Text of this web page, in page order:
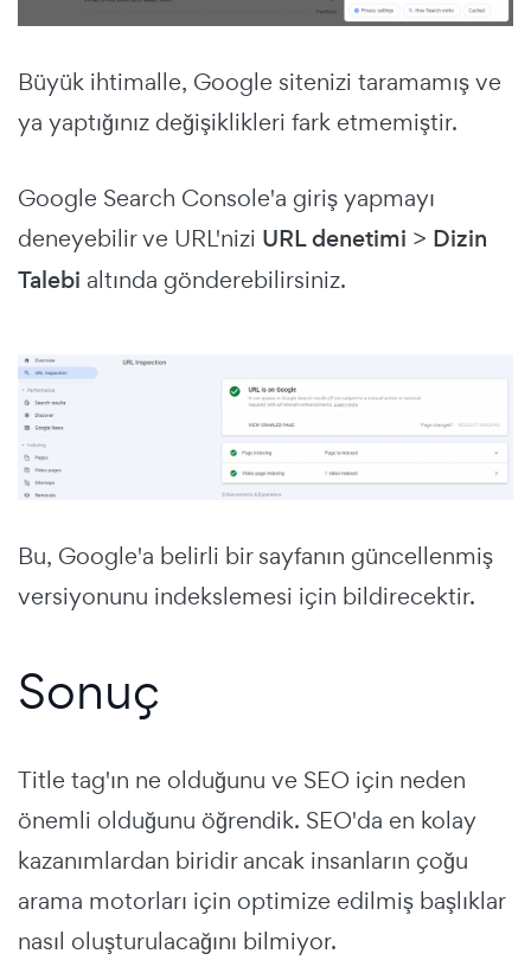
Büyük ihtimalle, Google sitenizi taramamış ve
ya yaptığınız değişiklikleri fark etmemiştir.
Google Search Console'a giriş yapmayı
deneyebilir ve URL'nizi URL denetimi > Dizin
Talebi altında gönderebilirsiniz.
Bu, Google'a belirli bir sayfanın güncellenmiş
versiyonunu indekslemesi için bildirecektir.
Sonuç
Title tag'ın ne olduğunu ve SEO için neden
önemli olduğunu öğrendik. SEO'da en kolay
kazanımlardan biridir ancak insanların çoğu
arama motorları için optimize edilmiş başlıklar
nasıl oluşturulacağını bilmiyor.